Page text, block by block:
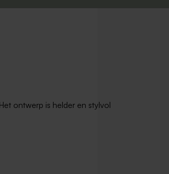
ontwerp is helder en stylvol